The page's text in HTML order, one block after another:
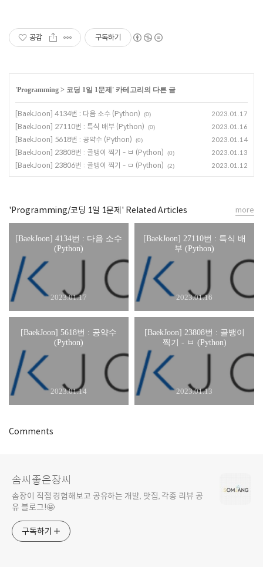
공감 구독하기
'Programming > 코딩 1일 1문제 ' 카테고리의 다른 글
[BaekJoon] 4134번 : 다음 소수 (Python) (0) 2023.01.17
[BaekJoon] 27110번 : 특식 배부 (Python) (0) 2023.01.16
[BaekJoon] 5618번 : 공약수 (Python) (0) 2023.01.14
[BaekJoon] 23808번 : 골뱅이 찍기 - ㅂ (Python) (0) 2023.01.13
[BaekJoon] 23806번 : 골뱅이 찍기 - ㅁ (Python) (2) 2023.01.12
'Programming/코딩 1일 1문제' Related Articles
[BaekJoon] 4134번 : 다음 소수
(Python)
2023.01.17
[BaekJoon] 27110번 : 특식 배
부 (Python)
2023.01.16
[BaekJoon] 5618번 : 공약수
(Python)
2023.01.14
[BaekJoon] 23808번 : 골뱅이
찍기 - ㅂ (Python)
2023.01.13
more
Comments
솜씨좋은장씨
솜장이 직접 경험해보고 공유하는 개발, 맛집, 각종 리뷰 공
유 블로그!🤩
구독하기